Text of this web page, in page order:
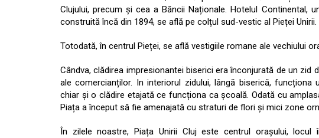
Clujului, precum și cea a Băncii Naționale. Hotelul Continental,
construită încă din 1894, se află pe colțul sud-vestic al Pieței Unirii.
Totodată, în centrul Pieței, se află vestigiile romane ale vechiului
Cândva, clădirea impresionantei biserici era înconjurată de un zid
ale comercianților. In interiorul zidului, lângă biserică, funcționa
chiar și o clădire etajată ce funcționa ca școală. Odată cu
Piața a început să fie amenajată cu straturi de flori și mici zone
În zilele noastre, Piața Unirii Cluj este centrul orașului,